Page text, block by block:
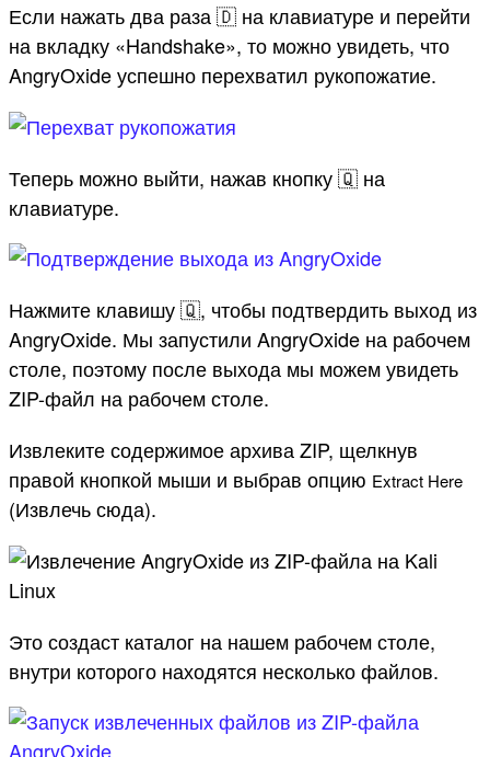
Если нажать два раза 🇩 на клавиатуре и перейти
на вкладку «Handshake», то можно увидеть, что
AngryOxide успешно перехватил рукопожатие.
Теперь можно выйти, нажав кнопку 🇶 на
клавиатуре.
Нажмите клавишу 🇶, чтобы подтвердить выход из
AngryOxide. Мы запустили AngryOxide на рабочем
столе, поэтому после выхода мы можем увидеть
ZIP-файл на рабочем столе.
Извлеките содержимое архива ZIP, щелкнув
правой кнопкой мыши и выбрав опцию Extract Here
(Извлечь сюда).
Это создаст каталог на нашем рабочем столе,
внутри которого находятся несколько файлов.